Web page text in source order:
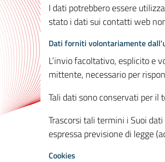
I dati potrebbero essere
stato i dati sui contatti web
Dati forniti volontariamente
L’invio facoltativo, esplicito e
mittente, necessario per
Tali dati sono conservati per il
Trascorsi tali termini i Suoi
espressa previsione di legge
Cookies